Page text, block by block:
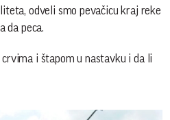
odveli smo pevačicu kraj reke
da peca.
i štapom u nastavku i da li